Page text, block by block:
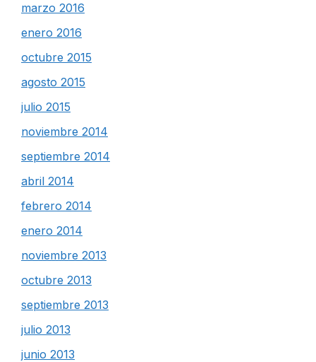
marzo 2016
enero 2016
octubre 2015
agosto 2015
julio 2015
noviembre 2014
septiembre 2014
abril 2014
febrero 2014
enero 2014
noviembre 2013
octubre 2013
septiembre 2013
julio 2013
junio 2013